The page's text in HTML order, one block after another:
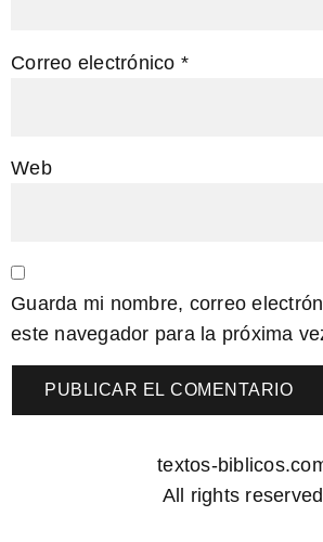
Correo electrónico *
Web
Guarda mi nombre, correo
este navegador para la próxima
textos-
All rights reserved